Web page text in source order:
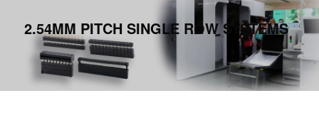
2.54MM PITCH SINGLE ROW SYSTEMS